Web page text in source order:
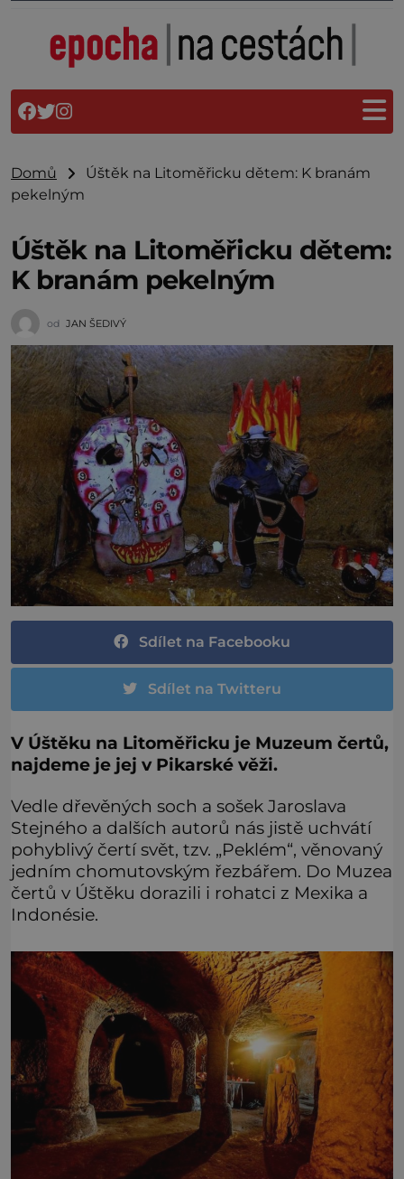
Domů
Úštěk na Litoměřicku dětem: K branám
pekelným
Úštěk na Litoměřicku dětem:
K branám pekelným
od JAN ŠEDIVÝ
Sdílet na Facebooku
Sdílet na Twitteru
V Úštěku na Litoměřicku je Muzeum čertů,
najdeme je jej v Pikarské věži.
Vedle dřevěných soch a sošek Jaroslava
Stejného a dalších autorů nás jistě uchvátí
pohyblivý čertí svět, tzv. „Peklém“, věnovaný
jedním chomutovským řezbářem. Do Muzea
čertů v Úštěku dorazili i rohatci z Mexika a
Indonésie.